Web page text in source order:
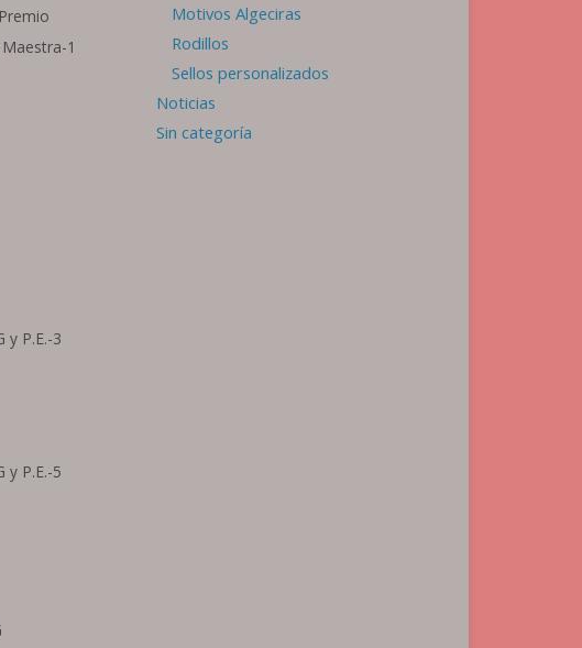
1
y P.E.-3
y P.E.-5
Motivos Algeciras
Rodillos
Sellos personalizados
Noticias
Sin categoría